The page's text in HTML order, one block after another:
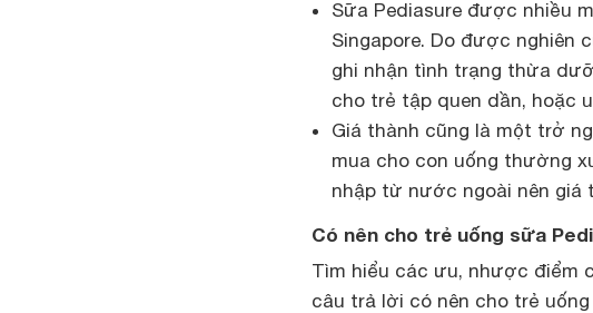
Sữa Pediasure được nhiều
Singapore. Do được nghiên
ghi nhận tình trạng thừa
cho trẻ tập quen dần, hoặc
Giá thành cũng là một trở
mua cho con uống thường
nhập từ nước ngoài nên giá
Có nên cho trẻ uống sữa
Tìm hiểu các ưu, nhược điểm
câu trả lời có nên cho trẻ